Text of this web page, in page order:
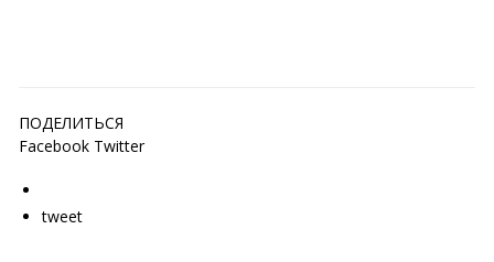
ПОДЕЛИТЬСЯ
Facebook Twitter
tweet